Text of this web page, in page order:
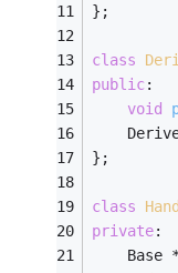
};
class
public:
void
};
class
private:
Base